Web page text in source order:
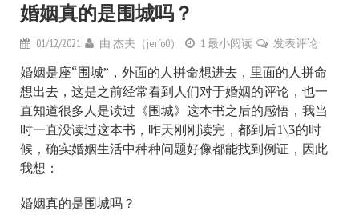
婚姻真的是围城吗？
01/12/2021 由 杰夫（jerfo0） 1 最小阅读 发表评论
婚姻是座“围城”，外面的人拼命想进去，里面的人拼命
想出去，这是之前经常看到人们对于婚姻的评论，也一
直知道很多人是读过《围城》这本书之后的感悟，我当
时一直没读过这本书，昨天刚刚读完，都到后1\3的时
候，确实婚姻生活中种种问题好像都能找到例证，因此
我想：
婚姻真的是围城吗？